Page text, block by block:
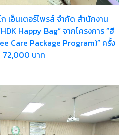
Care Package Program)” ครั้ง
72,000 บาท